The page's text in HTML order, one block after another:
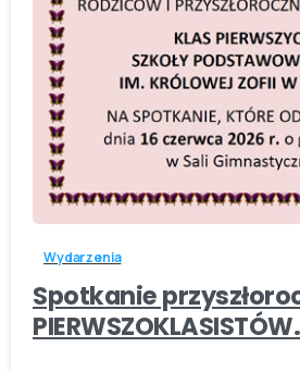
Wydarzenia
Spotkanie